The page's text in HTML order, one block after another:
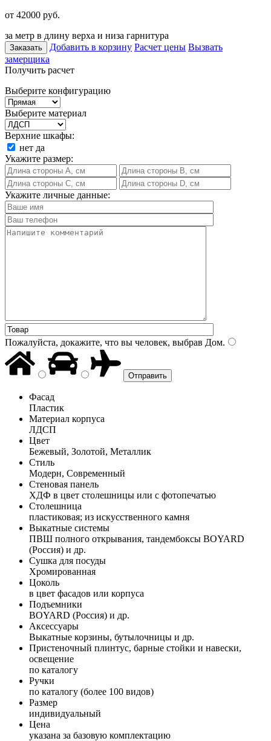
от 42000 руб.
за метр в длину верха и низа гарнитура
Заказать Добавить в корзину Расчет цены Вызвать
замерщика
Получить расчет
Выберите конфигурацию
Выберите материал
Верхние шкафы:
нет да
Укажите размер:
Укажите личные данные:
Пожалуйста, докажите, что вы человек, выбрав Дом.
Фасад
Пластик
Материал корпуса
ЛДСП
Цвет
Бежевый, Золотой, Металлик
Стиль
Модерн, Современный
Стеновая панель
ХДФ в цвет столешницы или с фотопечатью
Столешница
пластиковая; из искусственного камня
Выкатные системы
ПВШ полного открывания, тандембоксы BOYARD
(Россия) и др.
Сушка для посуды
Хромированная
Цоколь
в цвет фасадов или корпуса
Подъемники
BOYARD (Россия) и др.
Аксессуары
Выкатные корзины, бутылочницы и др.
Пристеночный плинтус, барные стойки и навески,
освещение
по каталогу
Ручки
по каталогу (более 100 видов)
Размер
индивидуальный
Цена
указана за базовую комплектацию